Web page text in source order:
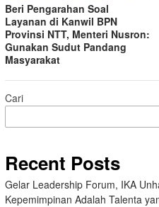
Beri Pengarahan Soal
Layanan di Kanwil BPN
Provinsi NTT, Menteri Nusron:
Gunakan Sudut Pandang
Masyarakat
Cari
Recent Posts
Gelar Leadership Forum, IKA
Kepemimpinan Adalah Talenta